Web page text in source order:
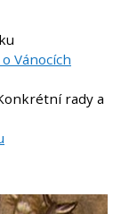
Vánocích
rady a